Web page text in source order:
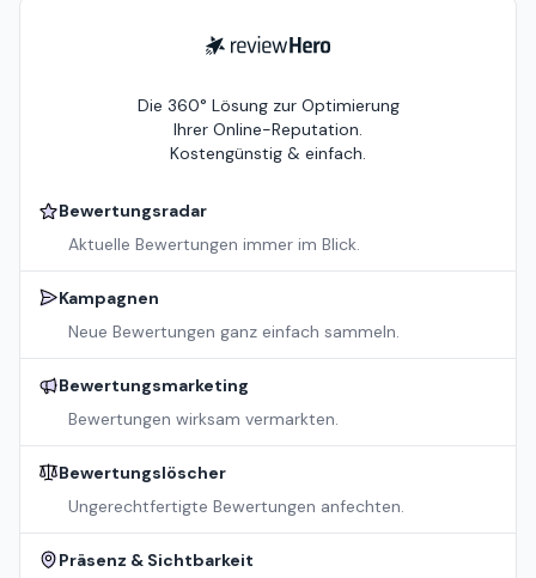
ReviewHero
Die 360° Lösung zur Optimierung
Ihrer Online-Reputation.
Kostengünstig & einfach.
Bewertungsradar
Aktuelle Bewertungen immer im Blick.
Kampagnen
Neue Bewertungen ganz einfach sammeln.
Bewertungsmarketing
Bewertungen wirksam vermarkten.
Bewertungslöscher
Ungerechtfertigte Bewertungen anfechten.
Präsenz & Sichtbarkeit